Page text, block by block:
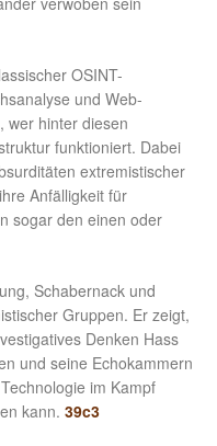
OSINT-
und Web-
wer hinter diesen
funktioniert. Dabei
extremistischer
Anfälligkeit für
sogar den einen oder
Schabernack und
Gruppen. Er zeigt,
Denken Hass
und seine Echokammern
im Kampf
kann. 39c3